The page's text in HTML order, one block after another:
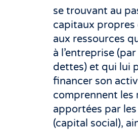
se trouvant au
capitaux
aux ressources
à l’entreprise
dettes) et qui lui
financer son
comprennent les
apportées par
(capital social),